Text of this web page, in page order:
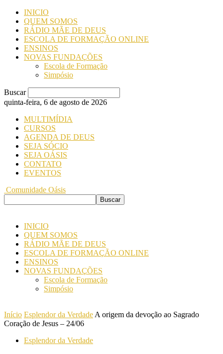
INICIO
QUEM SOMOS
RÁDIO MÃE DE DEUS
ESCOLA DE FORMAÇÃO ONLINE
ENSINOS
NOVAS FUNDAÇÕES
Escola de Formação
Simpósio
Buscar
quinta-feira, 6 de agosto de 2026
MULTIMÍDIA
CURSOS
AGENDA DE DEUS
SEJA SÓCIO
SEJA OÁSIS
CONTATO
EVENTOS
Comunidade Oásis
INICIO
QUEM SOMOS
RÁDIO MÃE DE DEUS
ESCOLA DE FORMAÇÃO ONLINE
ENSINOS
NOVAS FUNDAÇÕES
Escola de Formação
Simpósio
Início Esplendor da Verdade A origem da devoção ao Sagrado
Coração de Jesus – 24/06
Esplendor da Verdade